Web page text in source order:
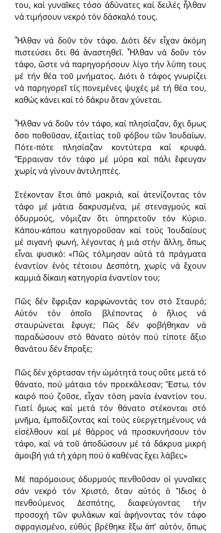
του, καί γυναῖκες τόσο ἀδύνατες καί δειλές ἦλθαν
νά τιμήσουν νεκρό τόν δάσκαλό τους.
Ἦλθαν νά δοῦν τόν τάφο. Διότι δέν εἶχαν ἀκόμη
πιστεύσει ὅτι θά ἀναστηθεῖ. Ἦλθαν νά δοῦν τόν
τάφο, ὥστε νά παρηγορήσουν λίγο τήν λύπη τους
μέ τήν θέα τοῦ μνήματος. Διότι ὁ τάφος γνωρίζει
νά παρηγορεῖ τίς πονεμένες ψυχές μέ τή θέα του,
καθώς κάνει καί τό δάκρυ ὅταν χύνεται.
Ἦλθαν νά δοῦν τόν τάφο, καί πλησίαζαν, ὄχι ὅμως
ὅσο ποθοῦσαν, ἐξαιτίας τοῦ φόβου τῶν Ἰουδαίων.
Πότε-πότε πλησίαζαν κοντύτερα καί κρυφά.
Ἔρραιναν τόν τάφο μέ μύρα καί πάλι ἔφευγαν
χωρίς νά γίνουν ἀντιληπτές.
Στέκονταν ἔτσι ἀπό μακριά, καί ἀτενίζοντας τόν
τάφο μέ μάτια δακρυσμένα, μέ στεναγμούς καί
ὀδυρμούς, νόμιζαν ὅτι ὑπηρετοῦν τόν Κύριο.
Κάπου-κάπου κατηγοροῦσαν καί τούς Ἰουδαίους
μέ σιγανή φωνή, λέγοντας ἡ μιά στήν ἄλλη, ὅπως
εἶναι φυσικό: «Πῶς τόλμησαν αὐτά τά πράγματα
ἐναντίον ἑνός τέτοιου Δεσπότη, χωρίς νά ἔχουν
καμμιά δίκαιη κατηγορία ἐναντίον του;
Πῶς δέν ἔφριξαν καρφώνοντάς τον στό Σταυρό;
Αὐτόν τόν ὁποῖο βλέποντας ὁ ἥλιος νά
σταυρώνεται ἔφυγε; Πῶς δέν φοβήθηκαν νά
παραδώσουν στό θάνατο αὐτόν πού τίποτε ἄξιο
θανάτου δέν ἔπραξε;
Πῶς δέν χόρτασαν τήν ὠμότητά τους οὔτε μετά τό
θάνατο, πού μάταια τόν προεκάλεσαν; Ἔστω, τόν
καιρό πού ζοῦσε, εἶχαν τόση μανία ἐναντίον του.
Γιατί ὅμως καί μετά τόν θάνατο στέκονται στό
μνῆμα, ἐμποδίζοντας καί τούς εὐεργετημένους νά
εἰσέλθουν καί μέ θάρρος νά προσκυνήσουν τόν
τάφο, καί νά τοῦ ἀποδώσουν μέ τά δάκρυα μικρή
ἀμοιβή γιά τή χάρη πού ὁ καθένας ἔχει λάβει;»
Μέ παρόμοιους ὀδυρμούς πενθοῦσαν οἱ γυναῖκες
σάν νεκρό τόν Χριστό, ὅταν αὐτός ὁ Ἴδιος ὁ
πενθούμενος Δεσπότης, διαφεύγοντας τήν
προσοχή τῶν φυλάκων καί ἀφήνοντας τόν τάφο
σφραγισμένο, εὐθύς βρέθηκε ἔξω ἀπ’ αὐτόν, ὅπως